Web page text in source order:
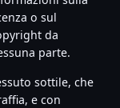
o sul
da
parte.
sottile, che
e con